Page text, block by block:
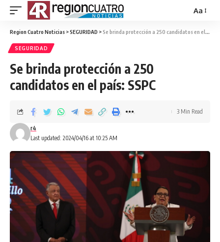
Aa
Region Cuatro Noticias >SEGURIDAD >Se brinda protección a 250 candidatos en el país: SSPC
SEGURIDAD
Se brinda protección a 250
candidatos en el país: SSPC
Last updated: 2024/04/16 at 10:25 AM
r4
3 Min Read